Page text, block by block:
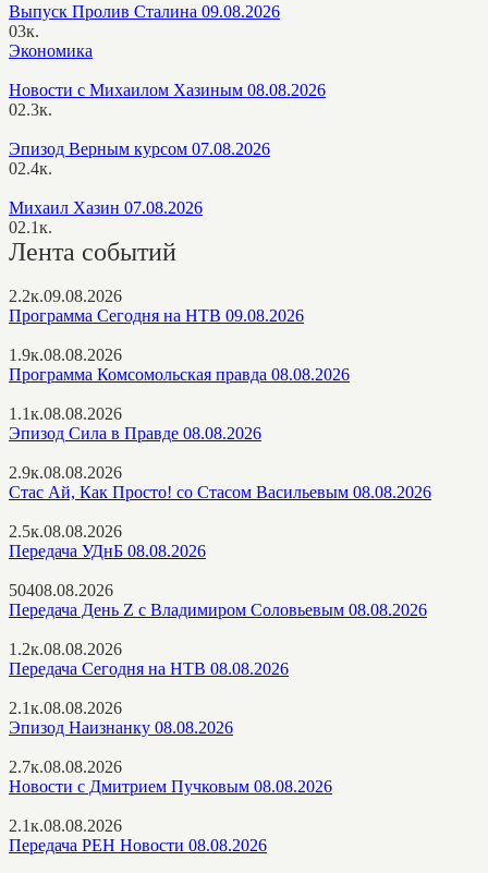
Выпуск Пролив Сталина 09.08.2026
03к.
Экономика
Новости с Михаилом Хазиным 08.08.2026
02.3к.
Эпизод Верным курсом 07.08.2026
02.4к.
Михаил Хазин 07.08.2026
02.1к.
Лента событий
2.2к.09.08.2026
Программа Сегодня на НТВ 09.08.2026
1.9к.08.08.2026
Программа Комсомольская правда 08.08.2026
1.1к.08.08.2026
Эпизод Сила в Правде 08.08.2026
2.9к.08.08.2026
Стас Ай, Как Просто! со Стасом Васильевым 08.08.2026
2.5к.08.08.2026
Передача УДнБ 08.08.2026
50408.08.2026
Передача День Z с Владимиром Соловьевым 08.08.2026
1.2к.08.08.2026
Передача Сегодня на НТВ 08.08.2026
2.1к.08.08.2026
Эпизод Наизнанку 08.08.2026
2.7к.08.08.2026
Новости с Дмитрием Пучковым 08.08.2026
2.1к.08.08.2026
Передача РЕН Новости 08.08.2026